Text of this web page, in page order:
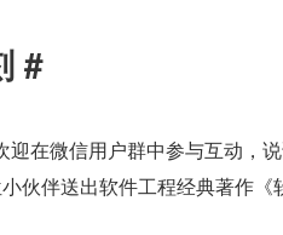
#
迎在微信用户群中参与互动，
伙伴送出软件工程经典著作《